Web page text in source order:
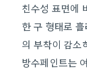
친수성 표면에
한 구 형태로
의 부착이 감소
방수페인트는